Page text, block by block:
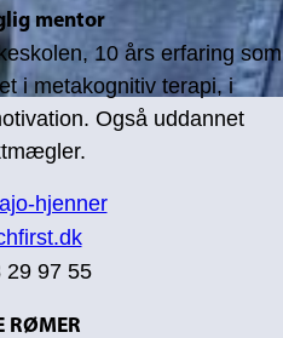
mentor
10 års erfaring som
i metakognitiv terapi, i
Også uddannet
hjenner
29 97 55
RØMER